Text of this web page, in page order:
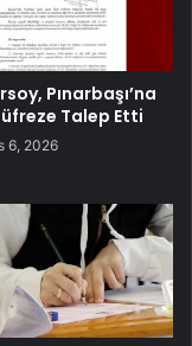
Pınarbaşı’na
Talep Etti
6, 2026